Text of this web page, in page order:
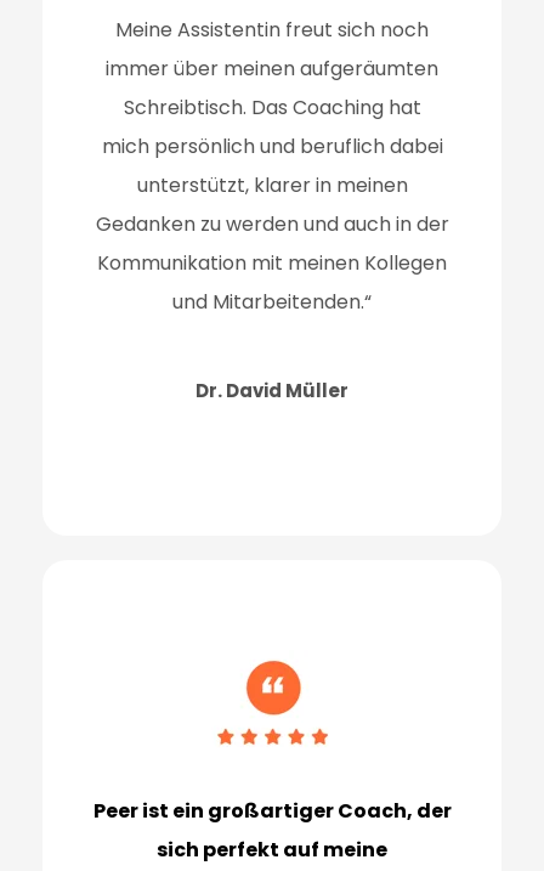
Meine Assistentinfreut sich noch
immer über meinen aufgeräumten
Schreibtisch. Das Coaching hat
mich persönlich und beruflich dabei
unterstützt, klarer in meinen
Gedanken zu werdenund auch in der
Kommunikation mit meinen Kollegen
und Mitarbeitenden.“
Dr. David Müller
Peer ist ein großartiger Coach, der
sich perfekt auf meine